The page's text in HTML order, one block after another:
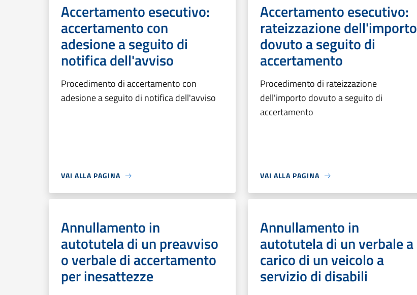
Accertamento esecutivo:
accertamento con
adesione a seguito di
notifica dell'avviso
Procedimento di accertamento con
adesione a seguito di notifica dell'avviso
VAI ALLA PAGINA
Accertamento esecutivo:
rateizzazione dell'importo
dovuto a seguito di
accertamento
Procedimento di rateizzazione
dell'importo dovuto a seguito di
accertamento
VAI ALLA PAGINA
Annullamento in
autotutela di un preavviso
o verbale di accertamento
per inesattezze
Annullamento in
autotutela di un verbale a
carico di un veicolo a
servizio di disabili